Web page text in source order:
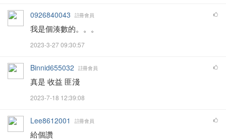
0926840043 註冊會員
我是個湊數的。。。
2023-3-27 09:30:57
Binnid655032 註冊會員
真是 收益 匪淺
2023-7-18 12:39:08
Lee8612001 註冊會員
給個讚